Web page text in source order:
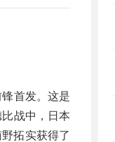
首发。这是
战中，日本
拓实获得了